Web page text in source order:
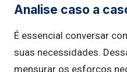
Analise caso a
É essencial conversar
suas necessidades.
mensurar os esforços